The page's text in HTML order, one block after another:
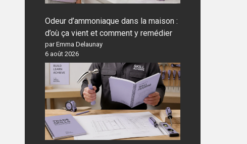
Odeur d’ammoniaque dans la maison :
d’où ça vient et comment y remédier
par Emma Delaunay
6 août 2026